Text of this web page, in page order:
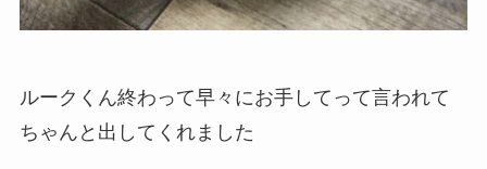
ルークくん終わって早々にお手してって言われて
ちゃんと出してくれました